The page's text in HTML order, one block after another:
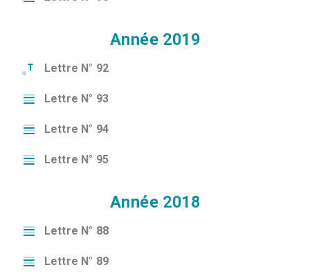
Année 2019
Lettre N° 92
Lettre N° 93
Lettre N° 94
Lettre N° 95
Année 2018
Lettre N° 88
Lettre N° 89